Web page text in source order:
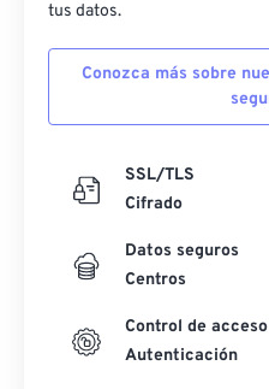
tus datos.
Conozca más sobre
SSL/TLS
Cifrado
Datos seguros
Centros
Control de
Autenticación